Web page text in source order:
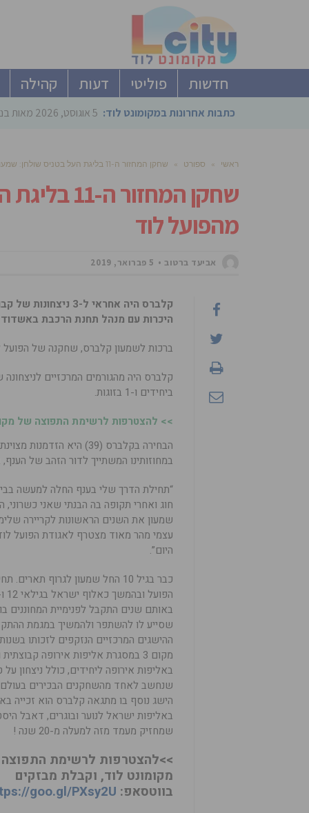
חדשות פוליטי דעות קהילה
כתבות אחרונות במקומונט לוד: 5 אוגוסט, 2026 מאות
ראשי » ספורט » שחקן המחזור ה-11 בליגת העל בטניס שולחן: שמעון קלברס מהפועל לוד
שחקן
מהפועל לוד
אביעד ברטוב 5 פברואר, 2019
קלברס היה אחראי
היכרות עם מנהל תחנת הרכבת באשדוד
ברכות לשמעון קלברס, שחקנה של הפועל לוד,
ביחידים ו-1 בזוגות.
>> להצטרפות לרשימת התפוצה של
הבחירה בקלברס (39)
במחוזותינו המשתייך לדור הזהב של הענף,
“תחילת הדרך שלי בענף החלה למעשה
חוג ואחרי תקופה בה הבנתי שאני
שמעון את השנים הראשונות לקריירה
עצמי מהר מאוד מצטרף לאגודת הפועל
היום”.
כבר בגיל 10 החל שמעון לגרוף
באותם שנים התקבל לפנימיית המחוננים
שסייע לו להשתפר ולהמשיך במגמת
באליפות אירופה ליחידים, כולל ניצחון על
שנחשב לאחד מהשחקנים הבכירים
הישג נוסף בו מתגאה קלברס הוא זכייה
באליפות ישראל לנוער ובוגרים, דאבל
שמחזיק מעמד מזה למעלה מ-20 שנה !
>>להצטרפות לרשימת
מקומונט לוד, וקבלת מבזקים
בווטסאפ: goo.gl/PXsy2U